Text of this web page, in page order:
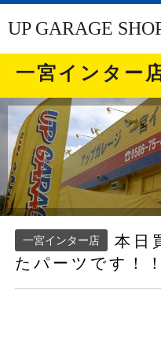
UP GARAGE
一宮インター
一宮インター店
本日
たパーツです！！